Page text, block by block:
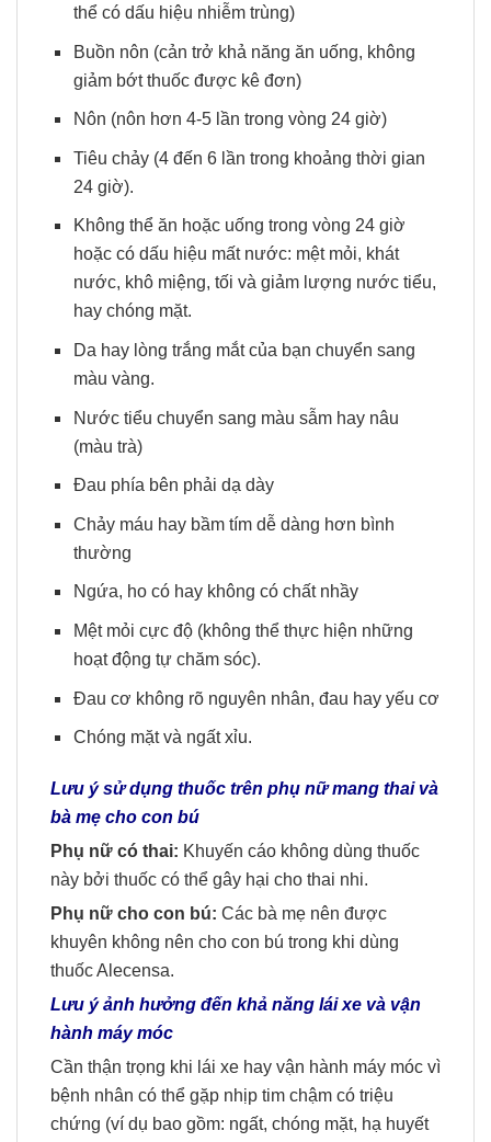
thể có dấu hiệu nhiễm trùng)
Buồn nôn (cản trở khả năng ăn uống, không
giảm bớt thuốc được kê đơn)
Nôn (nôn hơn 4-5 lần trong vòng 24 giờ)
Tiêu chảy (4 đến 6 lần trong khoảng thời gian
24 giờ).
Không thể ăn hoặc uống trong vòng 24 giờ
hoặc có dấu hiệu mất nước: mệt mỏi, khát
nước, khô miệng, tối và giảm lượng nước tiểu,
hay chóng mặt.
Da hay lòng trắng mắt của bạn chuyển sang
màu vàng.
Nước tiểu chuyển sang màu sẫm hay nâu
(màu trà)
Đau phía bên phải dạ dày
Chảy máu hay bầm tím dễ dàng hơn bình
thường
Ngứa, ho có hay không có chất nhầy
Mệt mỏi cực độ (không thể thực hiện những
hoạt động tự chăm sóc).
Đau cơ không rõ nguyên nhân, đau hay yếu cơ
Chóng mặt và ngất xỉu.
Lưu ý sử dụng thuốc trên phụ nữ mang thai và
bà mẹ cho con bú
Phụ nữ có thai: Khuyến cáo không dùng thuốc
này bởi thuốc có thể gây hại cho thai nhi.
Phụ nữ cho con bú: Các bà mẹ nên được
khuyên không nên cho con bú trong khi dùng
thuốc Alecensa.
Lưu ý ảnh hưởng đến khả năng lái xe và vận
hành máy móc
Cần thận trọng khi lái xe hay vận hành máy móc vì
bệnh nhân có thể gặp nhịp tim chậm có triệu
chứng (ví dụ bao gồm: ngất, chóng mặt, hạ huyết